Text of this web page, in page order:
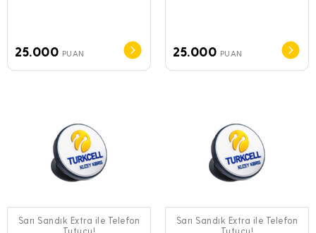
25.000 PUAN 25.000 PUAN
Sarı Sandık Extra ile Telefon
Tutucu!
Sarı Sandık Extra ile Telefon
Tutucu!